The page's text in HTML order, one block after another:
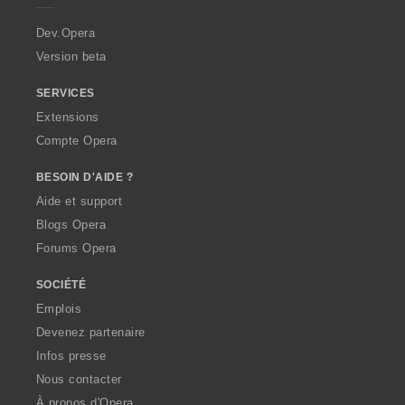
a
Dev.Opera
Version beta
SERVICES
Extensions
Compte Opera
BESOIN D'AIDE ?
Aide et support
Blogs Opera
Forums Opera
SOCIÉTÉ
Emplois
Devenez partenaire
Infos presse
Nous contacter